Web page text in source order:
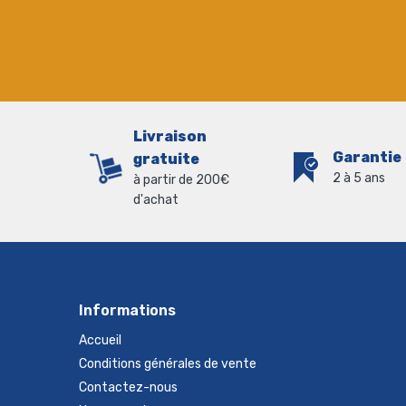
Livraison
gratuite
à partir de 200€
d'achat
Garantie
2 à 5 ans
Informations
Accueil
Conditions générales de vente
Contactez-nous